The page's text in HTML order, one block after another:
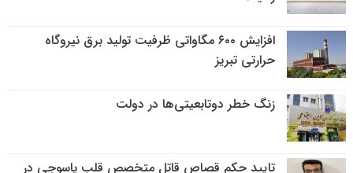
افزایش ۶۰۰ مگاواتی ظرفیت تولید برق نیروگاه
حرارتی تبریز
زنگ خطر دوتابعیتی‌ها در دولت
تایید حکم قصاص قاتل متخصص قلب یاسوجی در